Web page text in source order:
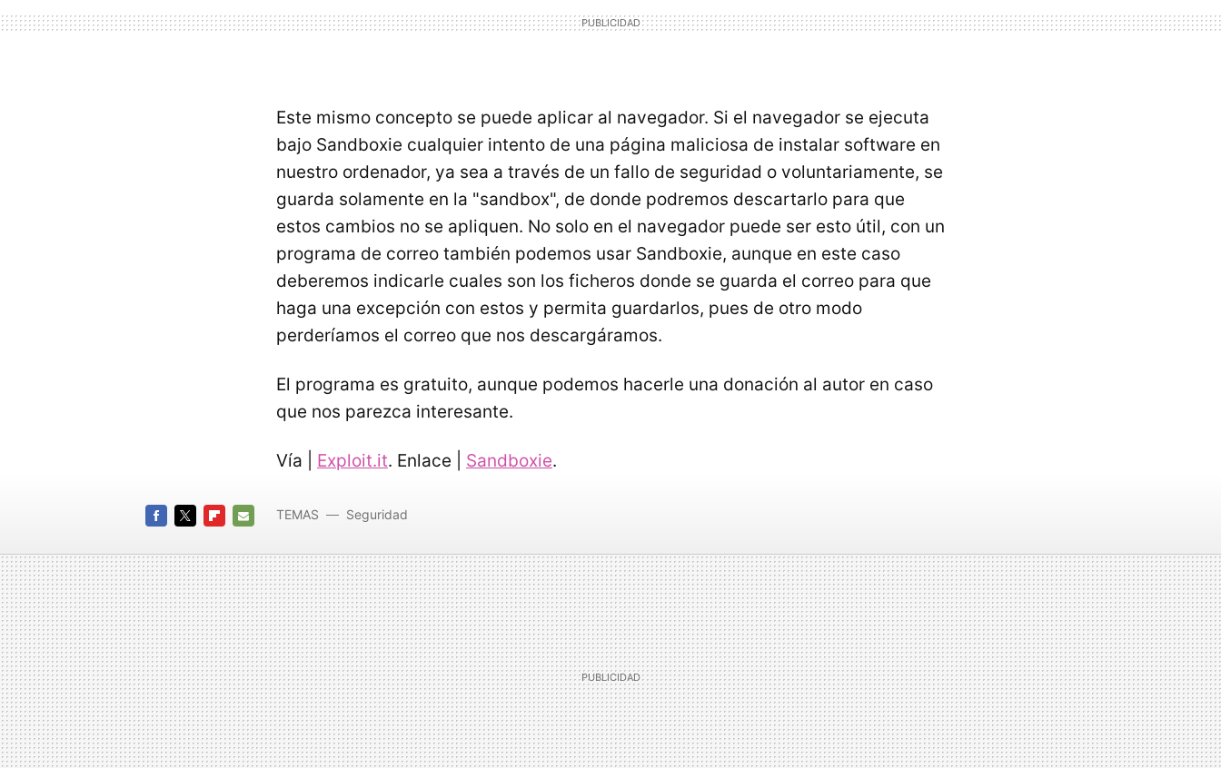
Este mismo concepto se puede aplicar al navegador. Si el navegador se ejecuta
bajo Sandboxie cualquier intento de una página maliciosa de instalar software en
nuestro ordenador, ya sea a través de un fallo de seguridad o voluntariamente, se
guarda solamente en la "sandbox", de donde podremos descartarlo para que
estos cambios no se apliquen. No solo en el navegador puede ser esto útil, con un
programa de correo también podemos usar Sandboxie, aunque en este caso
deberemos indicarle cuales son los ficheros donde se guarda el correo para que
haga una excepción con estos y permita guardarlos, pues de otro modo
perderíamos el correo que nos descargáramos.
El programa es gratuito, aunque podemos hacerle una donación al autor en caso
que nos parezca interesante.
Vía | Exploit.it. Enlace | Sandboxie.
MAIL
TEMAS Seguridad